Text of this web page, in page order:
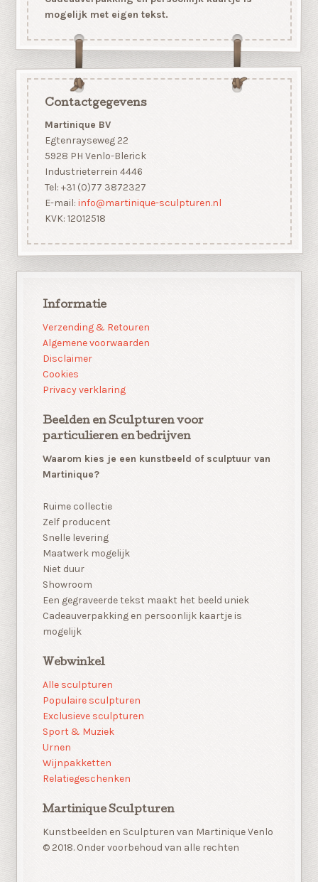
mogelijk met eigen tekst.
Contactgegevens
Martinique BV
Egtenrayseweg 22
5928 PH Venlo-Blerick
Industrieterrein 4446
Tel: +31 (0)77 3872327
E-mail: info@martinique-sculpturen.nl
KVK: 12012518
Informatie
Verzending & Retouren
Algemene voorwaarden
Disclaimer
Cookies
Privacy verklaring
Beelden en Sculpturen voor
particulieren en bedrijven
Waarom kies je een kunstbeeld of sculptuur van
Martinique?
Ruime collectie
Zelf producent
Snelle levering
Maatwerk mogelijk
Niet duur
Showroom
Een gegraveerde tekst maakt het beeld uniek
Cadeauverpakking en persoonlijk kaartje is
mogelijk
Webwinkel
Alle sculpturen
Populaire sculpturen
Exclusieve sculpturen
Sport & Muziek
Urnen
Wijnpakketten
Relatiegeschenken
Martinique Sculpturen
Kunstbeelden en Sculpturen van Martinique Venlo
© 2018. Onder voorbehoud van alle rechten